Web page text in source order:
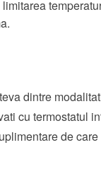
dintre
cu termostatul
de